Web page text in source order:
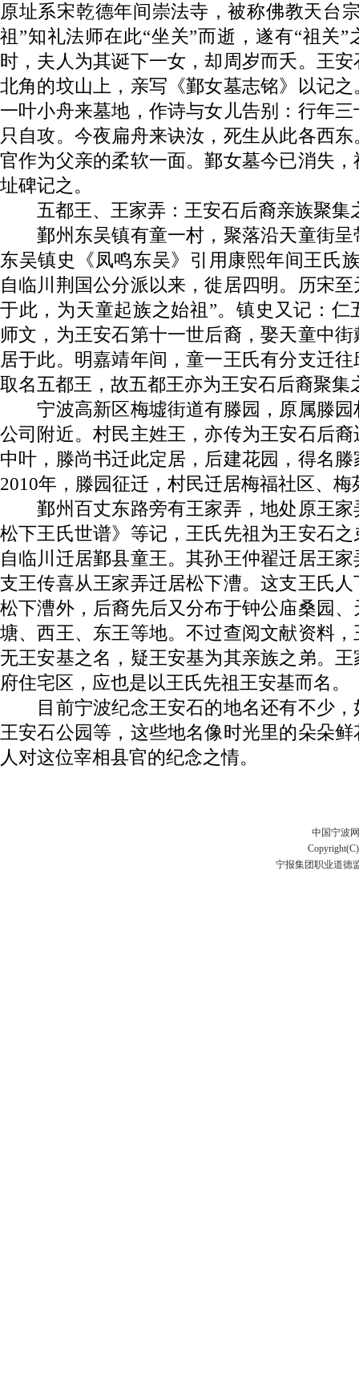
原址系宋乾德年间崇法寺，被称佛教天台
祖”知礼法师在此“坐关”而逝，遂有“祖关
时，夫人为其诞下一女，却周岁而夭。王
北角的坟山上，亲写《鄞女墓志铭》以记
一叶小舟来墓地，作诗与女儿告别：行年
只自攻。今夜扁舟来诀汝，死生从此各西
官作为父亲的柔软一面。鄞女墓今已消失
址碑记之。
五都王、王家弄：王安石后裔亲族聚集
鄞州东吴镇有童一村，聚落沿天童街呈
东吴镇史《凤鸣东吴》引用康熙年间王氏
自临川荆国公分派以来，徙居四明。历宋
于此，为天童起族之始祖”。镇史又记：仁
师文，为王安石第十一世后裔，娶天童中
居于此。明嘉靖年间，童一王氏有分支迁
取名五都王，故五都王亦为王安石后裔聚集
宁波高新区梅墟街道有滕园，原属滕园
公司附近。村民主姓王，亦传为王安石后
中叶，滕尚书迁此定居，后建花园，得名
2010年，滕园征迁，村民迁居梅福社区、梅
鄞州百丈东路旁有王家弄，地处原王家
松下王氏世谱》等记，王氏先祖为王安石
自临川迁居鄞县童王。其孙王仲翟迁居王
支王传喜从王家弄迁居松下漕。这支王氏
松下漕外，后裔先后又分布于钟公庙桑园
塘、西王、东王等地。不过查阅文献资料
无王安基之名，疑王安基为其亲族之弟。
府住宅区，应也是以王氏先祖王安基而名。
目前宁波纪念王安石的地名还有不少，
王安石公园等，这些地名像时光里的朵朵
人对这位宰相县官的纪念之情。